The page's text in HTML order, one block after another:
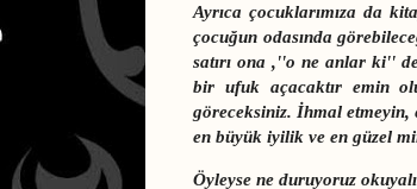
Ayrıca çocuklarımıza da
çocuğun odasında
satırı ona ,''o ne anlar ki''
bir ufuk açacaktır emin
göreceksiniz. İhmal
en büyük iyilik ve en güzel
Öyleyse ne duruyoruz